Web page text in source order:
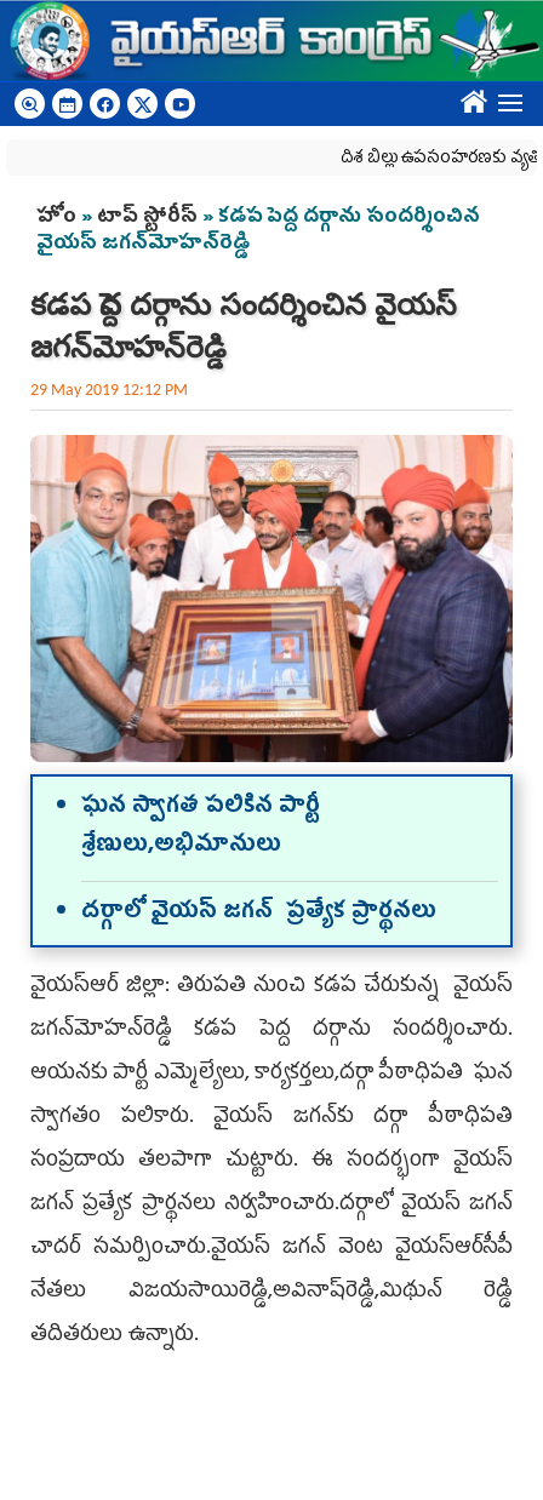
Skip to main content
????
దిశ బిల్లు ఉపసంహరణకు
You are here
హోం »టాప్ స్టోరీస్ » కడప పెద్ద దర్గాను సందర్శించిన
వైయస్‌ జగన్‌మోహన్‌రెడ్డి
కడప పెద్ద దర్గాను సందర్శించిన వైయస్‌
జగన్‌మోహన్‌రెడ్డి
29 May 2019 12:12 PM
ఘన స్వాగత పలికిన పార్టీ
శ్రేణులు,అభిమానులు
దర్గాలో వైయస్‌ జగన్‌ ప్రత్యేక ప్రార్థనలు
వైయస్‌ఆర్‌ జిల్లా: తిరుపతి నుంచి కడప చేరుకున్న వైయస్‌
జగన్‌మోహన్‌రెడ్డి కడప పెద్ద దర్గాను సందర్శించారు.
ఆయనకు పార్టీ ఎమ్మెల్యేలు, కార్యకర్తలు,దర్గా పీఠాధిపతి ఘన
స్వాగతం పలికారు. వైయస్‌ జగన్‌కు దర్గా పీఠాధిపతి
సంప్రదాయ తలపాగా చుట్టారు. ఈ సందర్భంగా వైయస్‌
జగన్‌ ప్రత్యేక ప్రార్థనలు నిర్వహించారు.దర్గాలో వైయస్‌ జగన్‌
చాదర్‌ సమర్పించారు.వైయస్‌ జగన్‌ వెంట వైయస్‌ఆర్‌సీపీ
నేతలు విజయసాయిరెడ్డి,అవినాష్‌రెడ్డి,మిథున్‌ రెడ్డి
తదితరులు ఉన్నారు.